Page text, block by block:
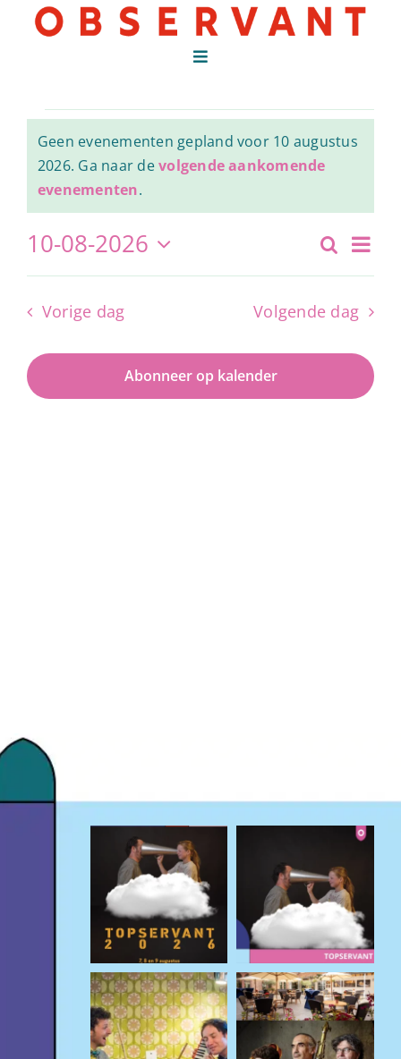
Toggle
TROUWEN
GRAND CAFE
WERKEN BIJ
Evenementen
in
10
augustus
2026
Bericht
Geen evenementen gepland voor 10 augustus
2026. Ga naar devolgende aankomende
evenementen.
en
Zoeken
Dag
10-08-2026
Selecteer
datum.
Vorige dag Volgende dag
Abonneer op kalender